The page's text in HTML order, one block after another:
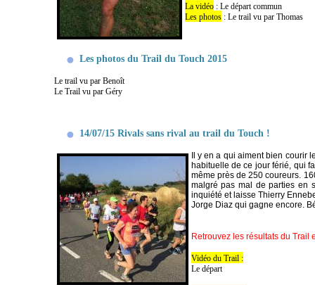
La vidéo: Le départ commun
Les photos: Le trail vu par Thomas
Les photos du Trail du Touch 2015
Le trail vu par Benoît
Le Trail vu par Géry
14/07/15 Rivals sans rival au trail du Touch !
Il y en a qui aiment bien courir
habituelle de ce jour férié, qui
même près de 250 coureurs.
malgré pas mal de parties en
inquiété et laisse Thierry
Jorge Diaz qui gagne encore.
Retrouvez les résultats du Trail
Vidéo du Trail :
Le départ